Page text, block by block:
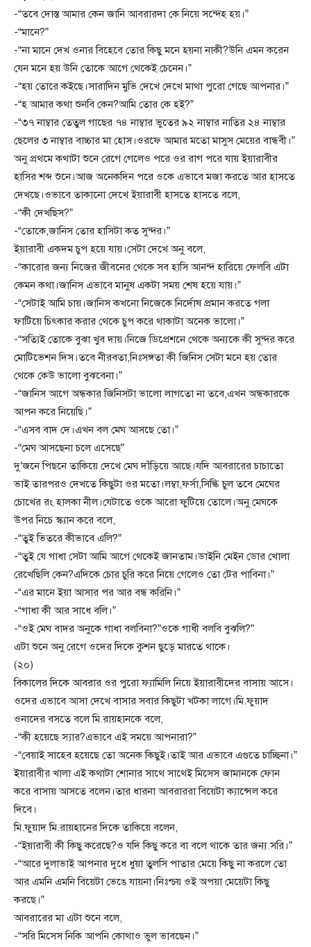
-“তবে দোস্ত আমার কেন জানি আবরারদা কে নিয়ে সন্দেহ হয়।”
-“মানে?”
-“না মানে দেখ ওনার বিহেবে তোর কিছু মনে হয়না নাকী?উনি এমন করেন
যেন মনে হয় উনি তোকে আগে থেকেই চেনেন।”
-“হয় তোরে কইছে।সারাদিন মুভি দেখে দেখে মাথা পুরো গেছে আপনার।”
-“হ আমার কথা শুনবি কেন?আমি তোর কে হই?”
-“৩৭ নাম্বার তেতুল গাছের ৭৪ নাম্বার ভুতের ৯২ নাম্বার নাতির ২৪ নাম্বার
ছেলের ৩ নাম্বার বাচ্চার মা হোস।ওরফে আমার মতো মাসুস মেয়ের বান্ধবী।”
অনু প্রথমে কথাটা শুনে রেগে গেলেও পরে ওর রাগ পরে যায় ইয়ারাবীর
হাসির শব্দ শুনে।আজ অনেকদিন পরে ওকে এভাবে মজা করতে আর হাসতে
দেখছে।ওভাবে তাকানো দেখে ইয়ারাবী হাসতে হাসতে বলে,
-“কী দেখছিস?”
-“তোকে,জানিস তোর হাসিটা কত সুন্দর।”
ইয়ারাবী একদম চুপ হয়ে যায়।সেটা দেখে অনু বলে,
-“কারোর জন্য নিজের জীবনের থেকে সব হাসি আনন্দ হারিয়ে ফেলবি এটা
কেমন কথা।জানিস এভাবে মানুষ একটা সময় শেষ হয়ে যায়।”
-“সেটাই আমি চায়।জানিস কখনো নিজেকে নির্দোষ প্রমান করতে গলা
ফাটিয়ে চিৎকার করার থেকে চুপ করে থাকাটা অনেক ভালো।”
-“সত্যিই তোকে বুঝা খুব দায়।নিজে ডিপ্রেশনে থেকে অন্যকে কী সুন্দর করে
মোটিভেশন দিস।তবে নীরবতা,নিঃসঙ্গতা কী জিনিস সেটা মনে হয় তোর
থেকে কেউ ভালো বুঝবেনা।”
-“জানিস আগে অন্ধকার জিনিসটা ভালো লাগতো না তবে,এখন অন্ধকারকে
আপন করে নিয়েছি।”
-“এসব বাদ দে।এখন বল মেঘ আসছে তো।”
-“মেঘ আসছেনা চলে এসেছে”
দু’জনে পিছনে তাকিয়ে দেখে মেঘ দাঁড়িয়ে আছে।যদি আবরারের চাচাতো
ভাই তারপরও দেখতে কিছুটা ওর মতো।লম্বা,ফর্সা,সিল্কি চুল তবে মেঘের
চোখের রং হালকা নীল।যেটাতে ওকে আরো ফুটিয়ে তোলে।অনু মেঘকে
উপর নিচে স্ক্যান করে বলে,
-“তুই ভিতরে কীভাবে এলি?”
-“তুই যে গাধা সেটা আমি আগে থেকেই জানতাম।ডাইনি মেইন ডোর খোলা
রেখেছিলি কেন?এদিকে চোর চুরি করে নিয়ে গেলেও তো টের পাবিনা।”
-“এর মানে ইয়া আসার পর আর বন্ধ করিনি।”
-“গাধা কী আর সাধে বলি।”
-“ওই মেঘ বাদর অনুকে গাধা বলবিনা?”ওকে গাধী বলবি বুঝলি?”
এটা শুনে অনু রেগে ওদের দিকে কুশন ছুড়ে মারতে থাকে।
(২০)
বিকালের দিকে আবরার ওর পুরো ফ্যামিলি নিয়ে ইয়ারাবীদের বাসায় আসে।
ওদের এভাবে আসা দেখে বাসার সবার কিছুটা খটকা লাগে।মি.ফুয়াদ
ওনাদের বসতে বলে মি.রায়হানকে বলে,
-“কী হয়েছে স্যার?এভাবে এই সময়ে আপনারা?”
-“বেয়াই সাহেব হয়েছে তো অনেক কিছুই।তাই আর এভাবে এগুতে চাচ্ছিনা।”
ইয়ারাবীর খালা এই কথাটা শোনার সাথে সাথেই মিসেস জামানকে ফোন
করে বাসায় আসতে বলেন।তার ধারনা আবরাররা বিয়েটা ক্যান্সেল করে
দিবে।
মি.ফুয়াদ মি.রায়হানের দিকে তাকিয়ে বলেন,
-“ইয়ারাবী কী কিছু করেছে?ও যদি কিছু করে বা বলে থাকে তার জন্য সরি।”
-“আরে দুলাভাই আপনার দুধে ধুয়া তুলসি পাতার মেয়ে কিছু না করলে তো
আর এমনি এমনি বিয়েটা ভেঙে যায়না।নিঃশ্চয় ওই অপয়া মেয়েটা কিছু
করছে।”
আবরারের মা এটা শুনে বলে,
-“সরি মিসেস নিকি আপনি কোথাও ভুল ভাবছেন।”